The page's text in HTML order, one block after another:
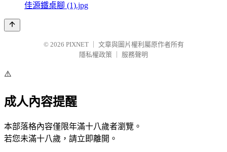
佳源鐵桌腳 (1).jpg
© 2026 PIXNET
文章與圖片權利屬原作者所有
隱私權政策
服務聲明
⚠️
成人內容提醒
本部落格內容僅限年滿十八歲者瀏覽。
若您未滿十八歲，請立即離開。